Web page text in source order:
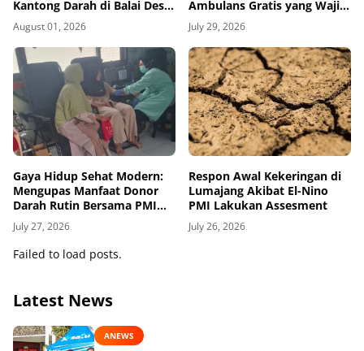
Kantong Darah di Balai Desa
Jatirejo Kunir
August 01, 2026
Ambulans Gratis yang Wajib
Diketahui Warga
July 29, 2026
Gaya Hidup Sehat Modern:
Mengupas Manfaat Donor
Darah Rutin Bersama PMI
Kabupaten Lumajang
July 27, 2026
Respon Awal Kekeringan di
Lumajang Akibat El-Nino
PMI Lakukan Assesment
July 26, 2026
Failed to load posts.
Latest News
ANEWS